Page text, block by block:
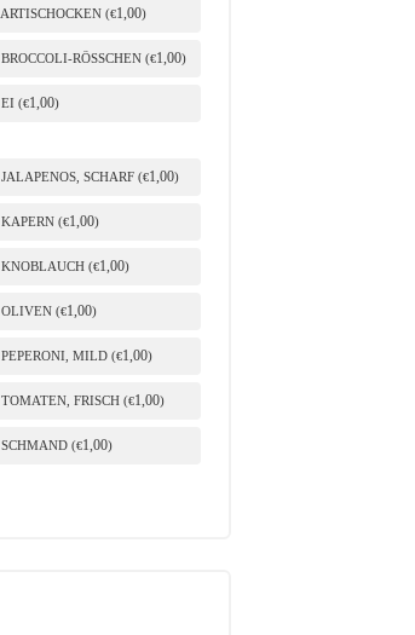
ARTISCHOCKEN (€1,00)
BROCCOLI-RÖSSCHEN (€1,00)
EI (€1,00)
JALAPENOS, SCHARF (€1,00)
KAPERN (€1,00)
KNOBLAUCH (€1,00)
OLIVEN (€1,00)
PEPERONI, MILD (€1,00)
TOMATEN, FRISCH (€1,00)
SCHMAND (€1,00)